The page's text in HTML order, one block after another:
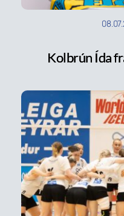
Kolbrún Ída